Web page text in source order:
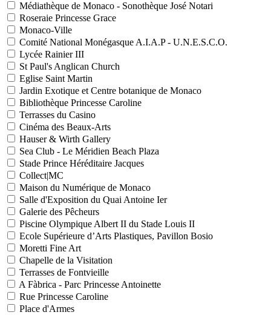
Médiathèque de Monaco - Sonothèque José Notari
Roseraie Princesse Grace
Monaco-Ville
Comité National Monégasque A.I.A.P - U.N.E.S.C.O.
Lycée Rainier III
St Paul's Anglican Church
Eglise Saint Martin
Jardin Exotique et Centre botanique de Monaco
Bibliothèque Princesse Caroline
Terrasses du Casino
Cinéma des Beaux-Arts
Hauser & Wirth Gallery
Sea Club - Le Méridien Beach Plaza
Stade Prince Héréditaire Jacques
Collect|MC
Maison du Numérique de Monaco
Salle d'Exposition du Quai Antoine Ier
Galerie des Pêcheurs
Piscine Olympique Albert II du Stade Louis II
Ecole Supérieure d’Arts Plastiques, Pavillon Bosio
Moretti Fine Art
Chapelle de la Visitation
Terrasses de Fontvieille
A Fàbrica - Parc Princesse Antoinette
Rue Princesse Caroline
Place d'Armes